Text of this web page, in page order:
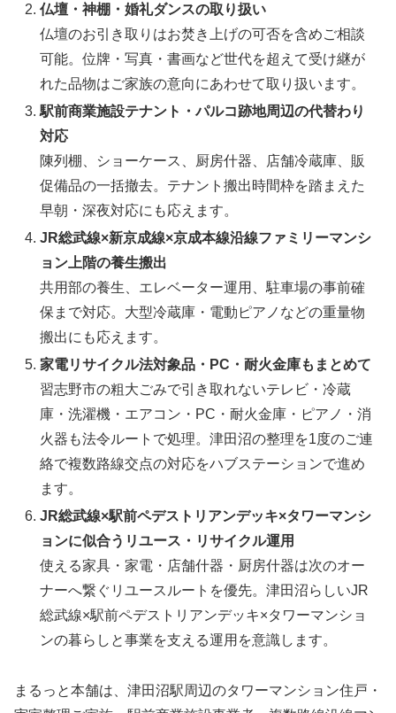
仏壇・神棚・婚礼ダンスの取り扱い
仏壇のお引き取りはお焚き上げの可否を含めご相談
可能。位牌・写真・書画など世代を超えて受け継が
れた品物はご家族の意向にあわせて取り扱います。
駅前商業施設テナント・パルコ跡地周辺の代替わり
対応
陳列棚、ショーケース、厨房什器、店舗冷蔵庫、販
促備品の一括撤去。テナント搬出時間枠を踏まえた
早朝・深夜対応にも応えます。
JR総武線×新京成線×京成本線沿線ファミリーマンシ
ョン上階の養生搬出
共用部の養生、エレベーター運用、駐車場の事前確
保まで対応。大型冷蔵庫・電動ピアノなどの重量物
搬出にも応えます。
家電リサイクル法対象品・PC・耐火金庫もまとめて
習志野市の粗大ごみで引き取れないテレビ・冷蔵
庫・洗濯機・エアコン・PC・耐火金庫・ピアノ・消
火器も法令ルートで処理。津田沼の整理を1度のご連
絡で複数路線交点の対応をハブステーションで進め
ます。
JR総武線×駅前ペデストリアンデッキ×タワーマンシ
ョンに似合うリユース・リサイクル運用
使える家具・家電・店舗什器・厨房什器は次のオー
ナーへ繋ぐリユースルートを優先。津田沼らしいJR
総武線×駅前ペデストリアンデッキ×タワーマンショ
ンの暮らしと事業を支える運用を意識します。
まるっと本舗は、津田沼駅周辺のタワーマンション住戸・